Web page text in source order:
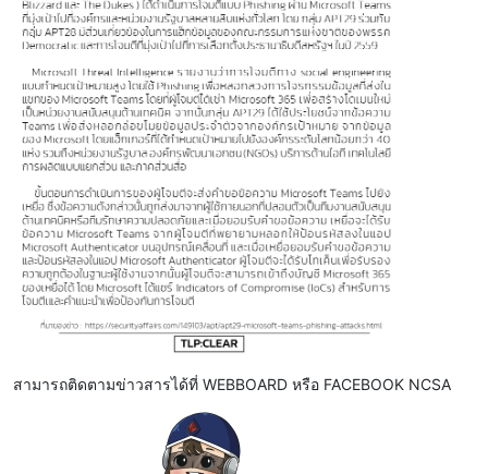
สามารถติดตามข่าวสารได้ที่ WEBBOARD หรือ FACEBOOK NCSA